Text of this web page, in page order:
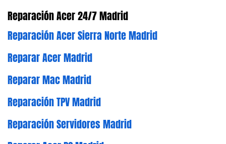
Reparación Acer 24/7 Madrid
Reparación Acer Sierra Norte Madrid
Reparar Acer Madrid
Reparar Mac Madrid
Reparación TPV Madrid
Reparación Servidores Madrid